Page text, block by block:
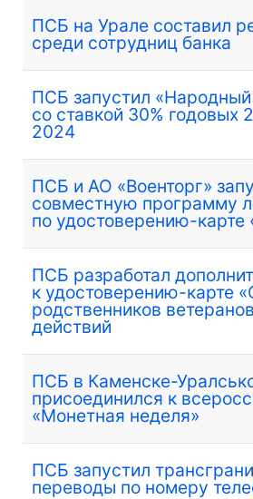
ПСБ на Урале составил
среди сотрудниц банка
ПСБ запустил «Народный
со ставкой 30% годовых
2024
ПСБ и АО «Военторг»
совместную программу
по удостоверению-карте
ПСБ разработал
к удостоверению-карте
родственников
действий
ПСБ в Каменске-
присоединился к
«Монетная неделя»
ПСБ запустил
переводы по номеру